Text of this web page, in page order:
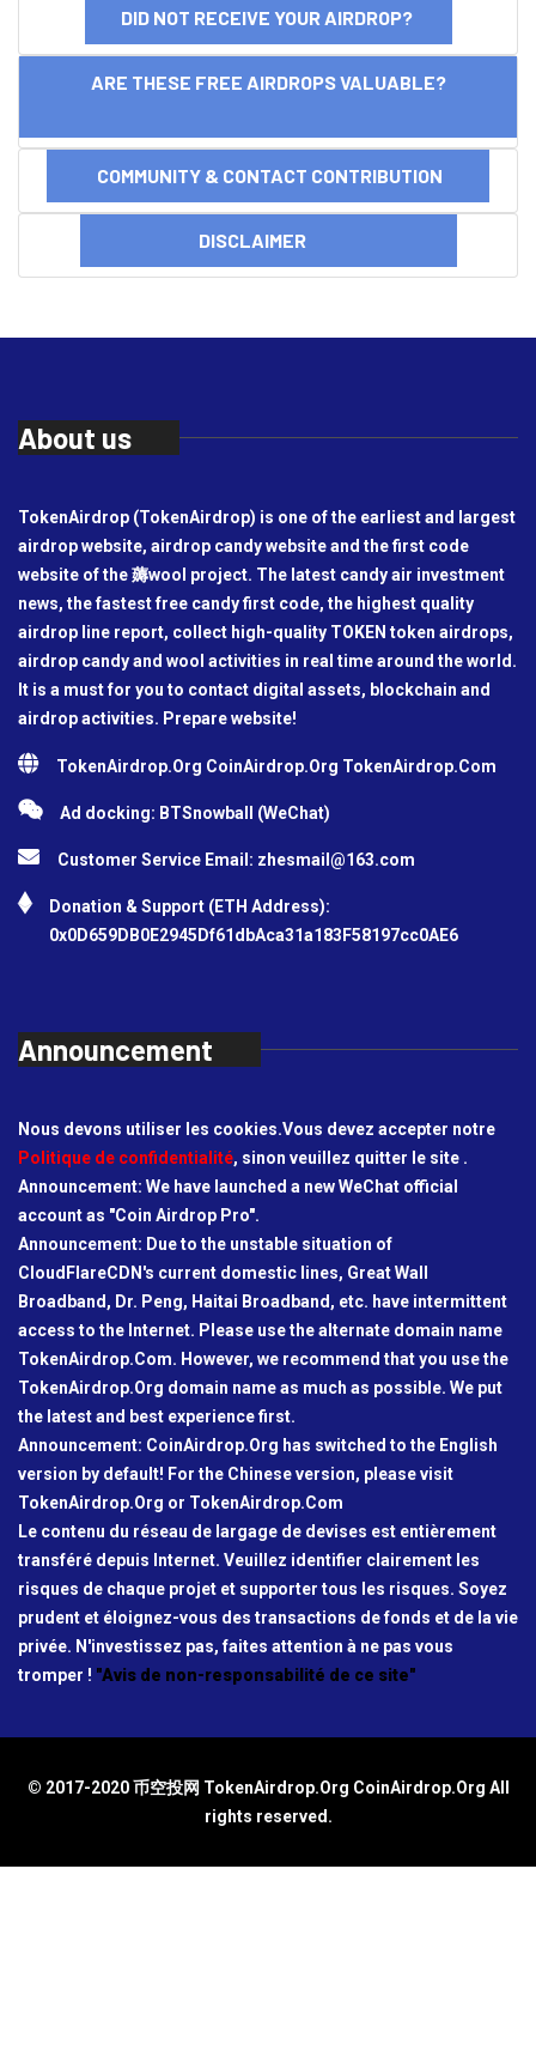
DID NOT RECEIVE YOUR AIRDROP?
ARE THESE FREE AIRDROPS VALUABLE?
COMMUNITY & CONTACT CONTRIBUTION
DISCLAIMER
About us
TokenAirdrop (TokenAirdrop) is one of the earliest and largest
airdrop website, airdrop candy website and the first code
website of the 薅wool project. The latest candy air investment
news, the fastest free candy first code, the highest quality
airdrop line report, collect high-quality TOKEN token airdrops,
airdrop candy and wool activities in real time around the world.
It is a must for you to contact digital assets, blockchain and
airdrop activities. Prepare website!
TokenAirdrop.Org CoinAirdrop.Org TokenAirdrop.Com
Ad docking: BTSnowball (WeChat)
Customer Service Email: zhesmail@163.com
Donation & Support (ETH Address):
0x0D659DB0E2945Df61dbAca31a183F58197cc0AE6
Announcement
Nous devons utiliser les cookies.Vous devez accepter notre
Politique de confidentialité, sinon veuillez quitter le site .
Announcement: We have launched a new WeChat official
account as "Coin Airdrop Pro".
Announcement: Due to the unstable situation of
CloudFlareCDN's current domestic lines, Great Wall
Broadband, Dr. Peng, Haitai Broadband, etc. have intermittent
access to the Internet. Please use the alternate domain name
TokenAirdrop.Com. However, we recommend that you use the
TokenAirdrop.Org domain name as much as possible. We put
the latest and best experience first.
Announcement: CoinAirdrop.Org has switched to the English
version by default! For the Chinese version, please visit
TokenAirdrop.Org or TokenAirdrop.Com
Le contenu du réseau de largage de devises est entièrement
transféré depuis Internet. Veuillez identifier clairement les
risques de chaque projet et supporter tous les risques. Soyez
prudent et éloignez-vous des transactions de fonds et de la vie
privée. N'investissez pas, faites attention à ne pas vous
tromper ! "Avis de non-responsabilité de ce site"
© 2017-2020 币空投网 TokenAirdrop.Org CoinAirdrop.Org All
rights reserved.